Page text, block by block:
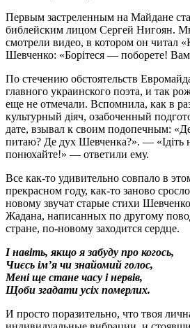
Первым застреленным на Майдане
библейским лицом Сергей Нигоян.
смотрели видео, в котором он читал
Шевченко: «Борітеся — поборете!
По стечению обстоятельств
главного украинского поэта, и так
еще не отмечали. Вспомнила, как в
культурный діяч, озабоченный
дате, взывал к своим подопечным:
питаю? Де дух Шевченка?». — «Ідіть
понюхайте!» — ответили ему.
Все как-то удивительно совпало в
прекрасном году, как-то заново
новому звучат старые стихи
Жадана, написанных по другому
стране, по-новому заходится сердце.
І навіть, якщо я забуду про когось,
Чиєсь ім’я чи знайомий голос,
Мені ще стане часу і нервів,
Щоби згадати усіх померлих.
И просто поразительно, что твоя